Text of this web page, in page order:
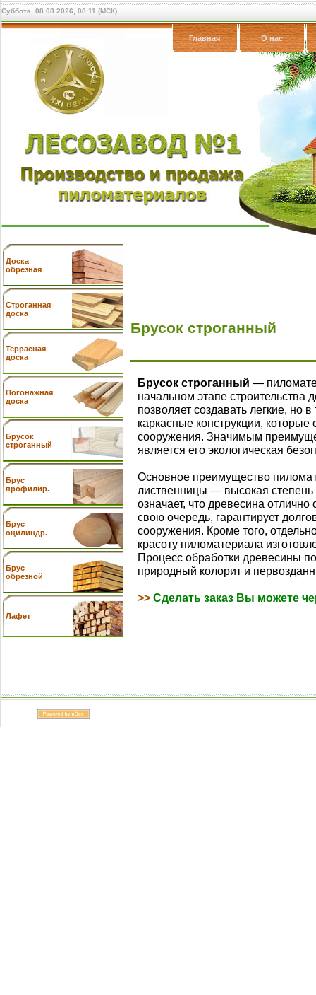
Суббота, 08.08.2026, 08:11 (МСК)
Главная О нас
Доска
обрезная
Cтроганная
доска
Террасная
доска
Погонажная
доска
Брусок
строганный
Брус
профилир.
Брус
оцилиндр.
Брус
обрезной
Лафет
Брусок строганный
Брусок строганный —
начальном этапе строительства
позволяет создавать легкие, но
каркасные конструкции, которые
сооружения. Значимым
является его экологическая
Основное преимущество
лиственницы — высокая степень
означает, что древесина отлично
свою очередь, гарантирует
сооружения. Кроме того,
красоту пиломатериала
Процесс обработки древесины
природный колорит и
>> Сделать заказ Вы можете